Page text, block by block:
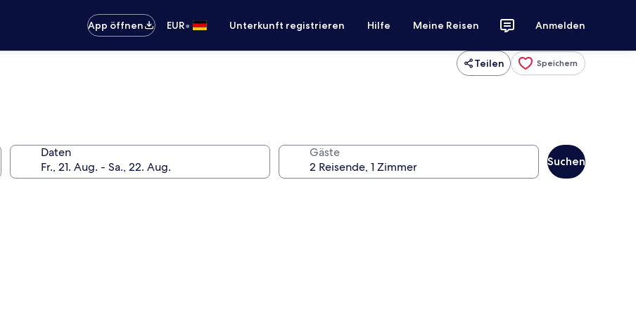
App öffnen
EUR• Unterkunft registrieren Hilfe Meine Reisen Anmelden
Teilen Speichern
Daten Gäste
Suchen